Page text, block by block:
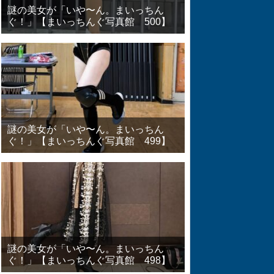
謎の美女が「いや〜ん。まいっちん
ぐ！」【まいっちんぐ写真館 500】
謎の美女が「いや〜ん。まいっちん
ぐ！」【まいっちんぐ写真館 499】
謎の美女が「いや〜ん。まいっちん
ぐ！」【まいっちんぐ写真館 498】